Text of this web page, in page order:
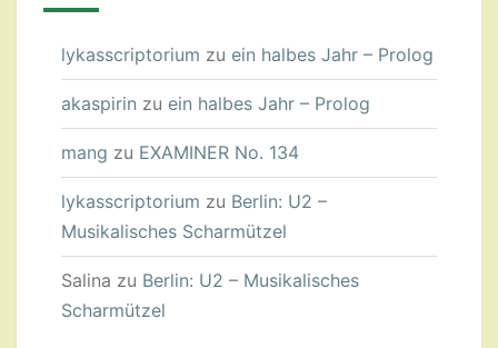
lykasscriptorium zu ein halbes Jahr – Prolog
akaspirin zu ein halbes Jahr – Prolog
mang zu EXAMINER No. 134
lykasscriptorium zu Berlin: U2 –
Musikalisches Scharmützel
Salina zu Berlin: U2 – Musikalisches
Scharmützel